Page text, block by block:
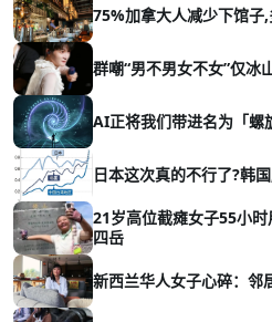
75%加拿大人减少下馆子
群嘲“男不男女不女”仅冰
AI正将我们带进名为「螺
日本这次真的不行了?韩
21岁高位截瘫女子55小
四岳
新西兰华人女子心碎：邻